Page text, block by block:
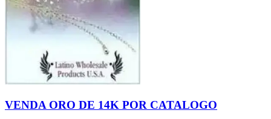
VENDA ORO DE 14K POR CATALOGO